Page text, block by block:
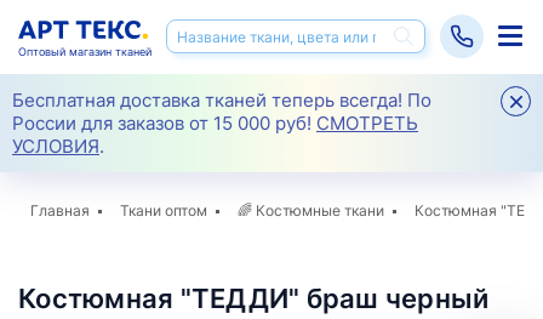
Бесплатная доставка тканей теперь всегда! По
России для заказов от 15 000 руб! СМОТРЕТЬ
УСЛОВИЯ.
Оптовый магазин тканей
Главная Ткани оптом 🌈 Костюмные ткани Костюмная
Костюмная "ТЕДДИ" браш черный